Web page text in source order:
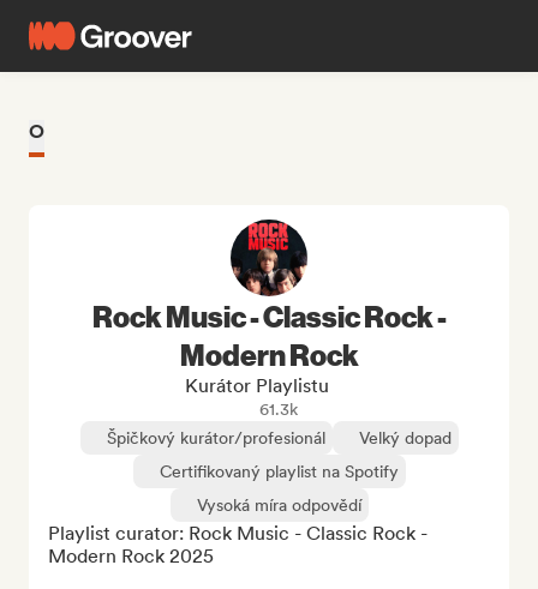
O
Rock Music - Classic Rock -
Modern Rock
Kurátor Playlistu
61.3k
Špičkový kurátor/profesionál
Velký dopad
Certifikovaný playlist na Spotify
Vysoká míra odpovědí
Playlist curator: Rock Music - Classic Rock -
Modern Rock 2025